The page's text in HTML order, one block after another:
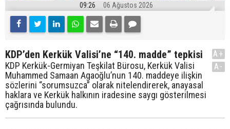
09:26 06 Ağustos 2026
KDP’den Kerkük Valisi’ne “140. madde” tepkisi
KDP Kerkük-Germiyan Teşkilat Bürosu, Kerkük Valisi
Muhammed Samaan Agaoğlu’nun 140. maddeye ilişkin
sözlerini “sorumsuzca” olarak nitelendirerek, anayasal
haklara ve Kerkük halkının iradesine saygı gösterilmesi
çağrısında bulundu.
A+
A-